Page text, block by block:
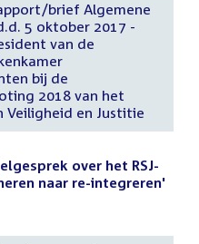
brief Algemene
5 oktober 2017 -
van de
bij de
2018 van het
Veiligheid en Justitie
over het RSJ-
naar re-integreren'